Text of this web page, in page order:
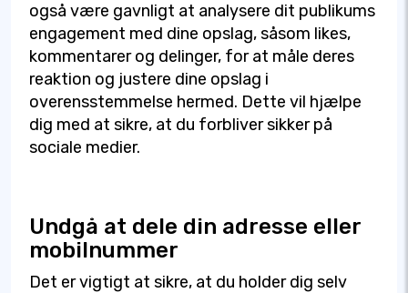
også være gavnligt at analysere dit publikums
engagement med dine opslag, såsom likes,
kommentarer og delinger, for at måle deres
reaktion og justere dine opslag i
overensstemmelse hermed. Dette vil hjælpe
dig med at sikre, at du forbliver sikker på
sociale medier.
Undgå at dele din adresse eller
mobilnummer
Det er vigtigt at sikre, at du holder dig selv